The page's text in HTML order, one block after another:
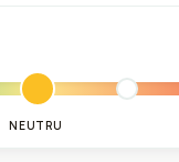
NEUTRU